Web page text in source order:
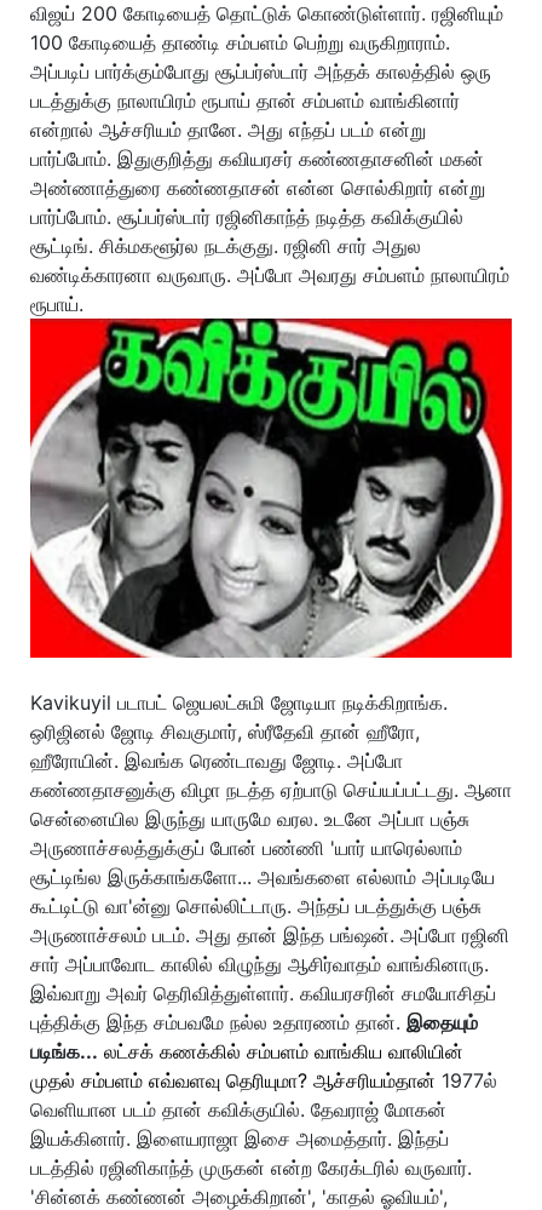
விஜய் 200 கோடியைத் தொட்டுக் கொண்டுள்ளார். ரஜினியும்
100 கோடியைத் தாண்டி சம்பளம் பெற்று வருகிறாராம்.
அப்படிப் பார்க்கும்போது சூப்பர்ஸ்டார் அந்தக் காலத்தில் ஒரு
படத்துக்கு நாலாயிரம் ரூபாய் தான் சம்பளம் வாங்கினார்
என்றால் ஆச்சரியம் தானே. அது எந்தப் படம் என்று
பார்ப்போம். இதுகுறித்து கவியரசர் கண்ணதாசனின் மகன்
அண்ணாத்துரை கண்ணதாசன் என்ன சொல்கிறார் என்று
பார்ப்போம். சூப்பர்ஸ்டார் ரஜினிகாந்த் நடித்த கவிக்குயில்
சூட்டிங். சிக்மகளூர்ல நடக்குது. ரஜினி சார் அதுல
வண்டிக்காரனா வருவாரு. அப்போ அவரது சம்பளம் நாலாயிரம்
ரூபாய்.
Kavikuyil படாபட் ஜெயலட்சுமி ஜோடியா நடிக்கிறாங்க.
ஒரிஜினல் ஜோடி சிவகுமார், ஸ்ரீதேவி தான் ஹீரோ,
ஹீரோயின். இவங்க ரெண்டாவது ஜோடி. அப்போ
கண்ணதாசனுக்கு விழா நடத்த ஏற்பாடு செய்யப்பட்டது. ஆனா
சென்னையில இருந்து யாருமே வரல. உடனே அப்பா பஞ்சு
அருணாச்சலத்துக்குப் போன் பண்ணி 'யார் யாரெல்லாம்
சூட்டிங்ல இருக்காங்களோ... அவங்களை எல்லாம் அப்படியே
கூட்டிட்டு வா'ன்னு சொல்லிட்டாரு. அந்தப் படத்துக்கு பஞ்சு
அருணாச்சலம் படம். அது தான் இந்த பங்ஷன். அப்போ ரஜினி
சார் அப்பாவோட காலில் விழுந்து ஆசிர்வாதம் வாங்கினாரு.
இவ்வாறு அவர் தெரிவித்துள்ளார். கவியரசரின் சமயோசிதப்
புத்திக்கு இந்த சம்பவமே நல்ல உதாரணம் தான். இதையும்
படிங்க... லட்சக் கணக்கில் சம்பளம் வாங்கிய வாலியின்
முதல் சம்பளம் எவ்வளவு தெரியுமா? ஆச்சரியம்தான் 1977ல்
வெளியான படம் தான் கவிக்குயில். தேவராஜ் மோகன்
இயக்கினார். இளையராஜா இசை அமைத்தார். இந்தப்
படத்தில் ரஜினிகாந்த் முருகன் என்ற கேரக்டரில் வருவார்.
'சின்னக் கண்ணன் அழைக்கிறான்', 'காதல் ஓவியம்',